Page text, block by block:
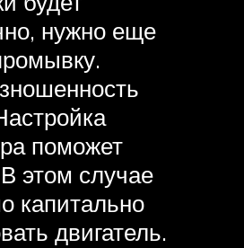
нужно еще
поможет
этом случае
капитально
двигатель.